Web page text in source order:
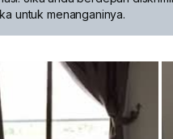
untuk menanganinya.